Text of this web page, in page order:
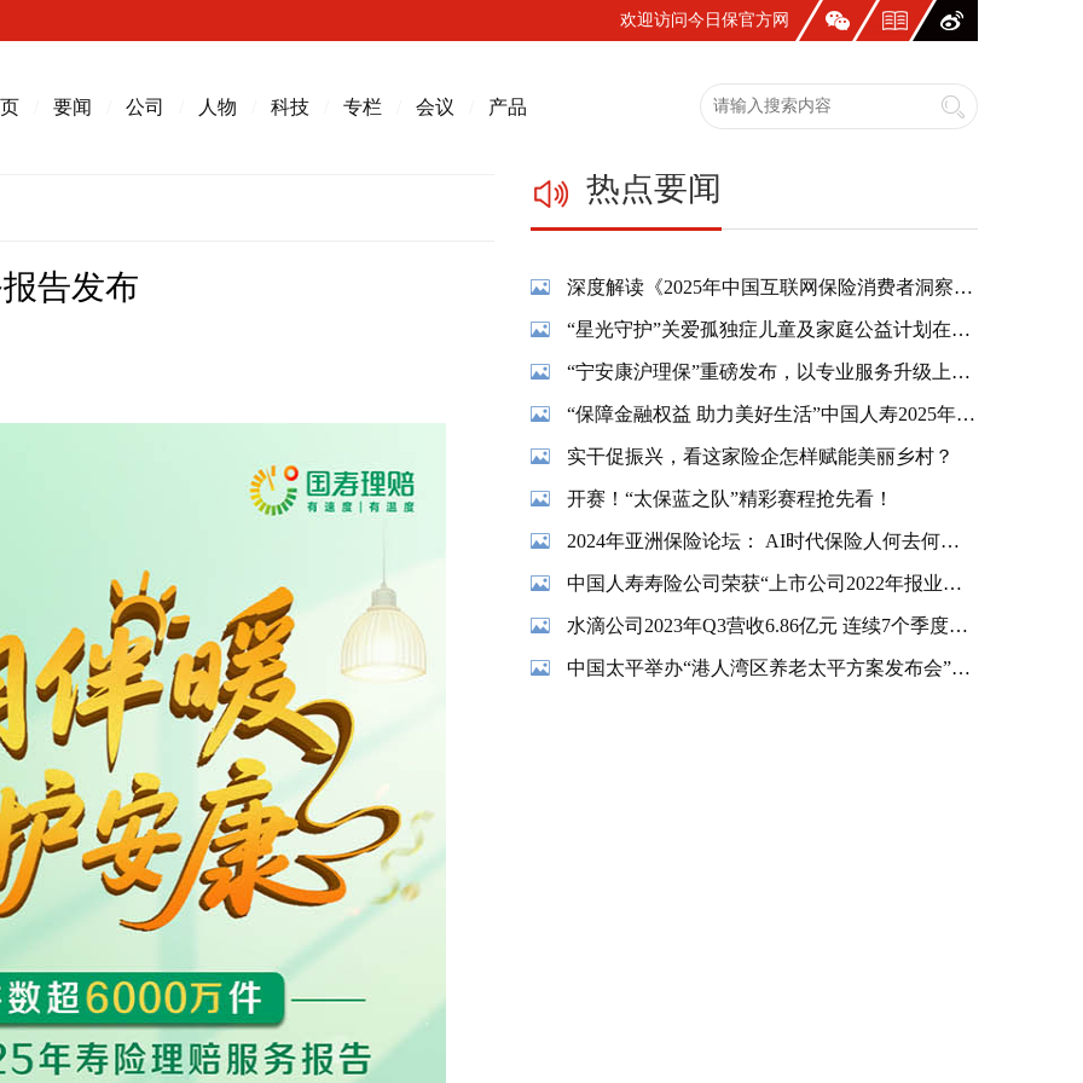
欢迎访问今日保官方网
要闻 公司 人物 科技 专栏 会议 产品
告发布
热点要闻
深度解读《2025年中国互联网保险消费者洞察报告》：一张保单，照见国人生活新模样
“星光守护”关爱孤独症儿童及家庭公益计划在蓉温情启幕
“宁安康沪理保”重磅发布，以专业服务升级上海市民养老保障
“保障金融权益 助力美好生活”中国人寿2025年金融教育宣传周活动精彩纷呈
实干促振兴，看这家险企怎样赋能美丽乡村？
开赛！“太保蓝之队”精彩赛程抢先看！
2024年亚洲保险论坛： AI时代保险人何去何从？
中国人寿寿险公司荣获“上市公司2022年报业绩说明会最佳实践”奖项
水滴公司2023年Q3营收6.86亿元 连续7个季度实现盈利
中国太平举办“港人湾区养老太平方案发布会”暨“香港金融交易及服务有限公司揭牌仪式”